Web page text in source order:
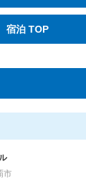
宿泊 TOP
市